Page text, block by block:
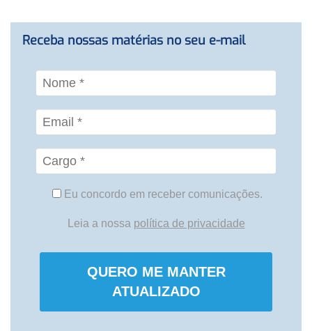
Receba nossas matérias no seu e-mail
Eu concordo em receber comunicações.
Leia a nossa política de privacidade
QUERO ME MANTER
ATUALIZADO